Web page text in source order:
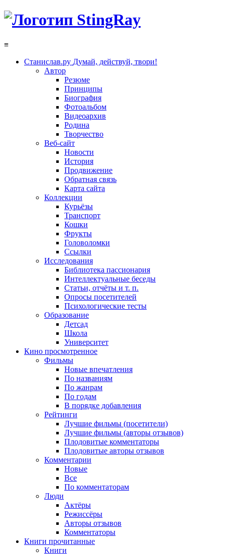
≡
Станислав.ру Думай, действуй, твори!
Автор
Резюме
Принципы
Биография
Фотоальбом
Видеоархив
Родина
Творчество
Веб-сайт
Новости
История
Продвижение
Обратная связь
Карта сайта
Коллекции
Курьёзы
Транспорт
Кошки
Фрукты
Головоломки
Ссылки
Исследования
Библиотека пассионария
Интеллектуальные беседы
Статьи, отчёты и т. п.
Опросы посетителей
Психологические тесты
Образование
Детсад
Школа
Университет
Кино просмотренное
Фильмы
Новые впечатления
По названиям
По жанрам
По годам
В порядке добавления
Рейтинги
Лучшие фильмы (посетители)
Лучшие фильмы (авторы отзывов)
Плодовитые комментаторы
Плодовитые авторы отзывов
Комментарии
Новые
Все
По комментаторам
Люди
Актёры
Режиссёры
Авторы отзывов
Комментаторы
Книги прочитанные
Книги